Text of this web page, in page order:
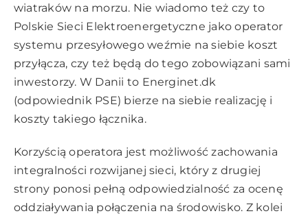
wiatraków na morzu. Nie wiadomo też czy to
Polskie Sieci Elektroenergetyczne jako operator
systemu przesyłowego weźmie na siebie koszt
przyłącza, czy też będą do tego zobowiązani sami
inwestorzy. W Danii to Energinet.dk
(odpowiednik PSE) bierze na siebie realizację i
koszty takiego łącznika.
Korzyścią operatora jest możliwość zachowania
integralności rozwijanej sieci, który z drugiej
strony ponosi pełną odpowiedzialność za ocenę
oddziaływania połączenia na środowisko. Z kolei